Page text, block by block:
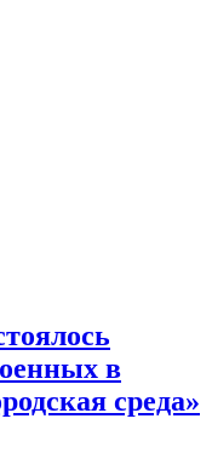
в
среда»